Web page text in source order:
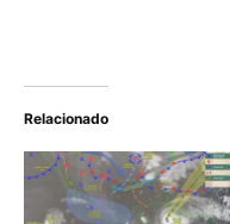
Relacionado